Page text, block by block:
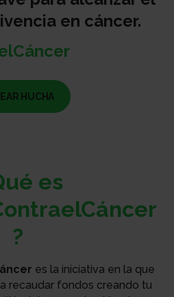
en cáncer.
HUCHA
es
?
es la iniciativa en la que
recaudar fondos creando tu